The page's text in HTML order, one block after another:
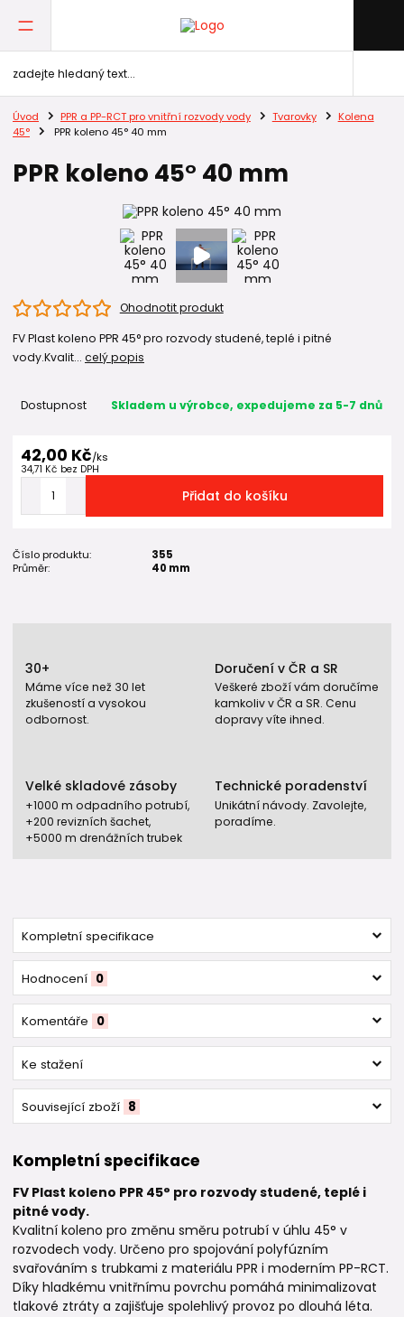
Úvod PPR a PP-RCT pro vnitřní rozvody vody Tvarovky
Kolena
45°
PPR koleno 45° 40 mm
PPR koleno 45° 40 mm
Ohodnotit produkt
FV Plast koleno PPR 45° pro rozvody studené, teplé i pitné
vody.Kvalit... celý popis
Dostupnost Skladem u výrobce, expedujeme za 5-7 dnů
42,00 Kč/ks
34,71 Kč bez DPH
Přidat do košíku
Číslo produktu:
355
Průměr:
40 mm
30+
Máme více než 30 let
zkušeností a vysokou
odbornost.
Doručení v ČR a SR
Veškeré zboží vám doručíme
kamkoliv v ČR a SR. Cenu
dopravy víte ihned.
Velké skladové zásoby
+1000 m odpadního potrubí,
+200 revizních šachet,
+5000 m drenážních trubek
Technické poradenství
Unikátní návody. Zavolejte,
poradíme.
Kompletní specifikace
Hodnocení 0
Komentáře 0
Ke stažení
Související zboží 8
Kompletní specifikace
FV Plast koleno PPR 45° pro rozvody studené, teplé i
pitné vody.
Kvalitní koleno pro změnu směru potrubí v úhlu 45° v
rozvodech vody. Určeno pro spojování polyfúzním
svařováním s trubkami z materiálu PPR i moderním PP-RCT.
Díky hladkému vnitřnímu povrchu pomáhá minimalizovat
tlakové ztráty a zajišťuje spolehlivý provoz po dlouhá léta.